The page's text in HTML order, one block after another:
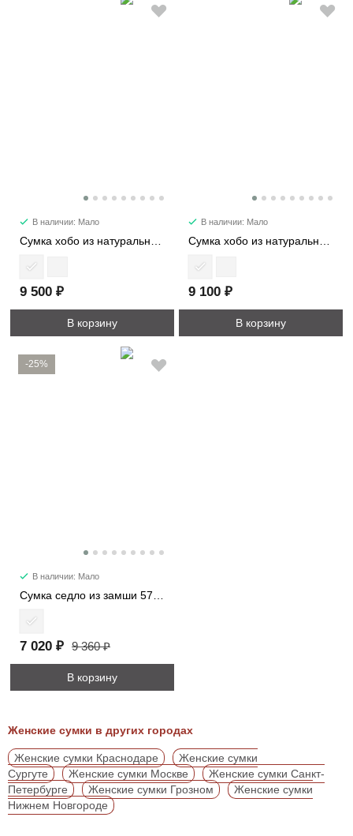
В наличии: Мало
9 500 ₽
В корзину
В наличии: Мало
9 100 ₽
В корзину
-25%
В наличии: Мало
7 020 ₽ 9 360 ₽
В корзину
Женские сумки в других городах
Женские сумки Краснодаре
Женские сумки
Сургуте
Женские сумки Москве
Женские сумки Санкт-
Петербурге
Женские сумки Грозном
Женские сумки
Нижнем Новгороде